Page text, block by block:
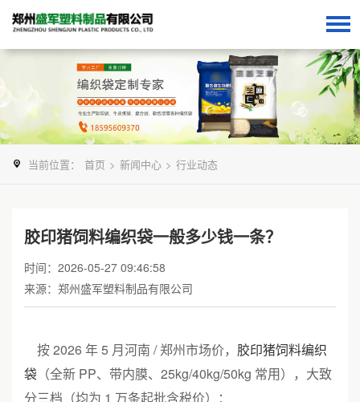
当前位置： 首页 > 新闻中心 > 行业动态
胶印猪饲料编织袋一般多少钱一条？
时间：2026-05-27 09:46:58
来源：郑州盛军塑料制品有限公司
按 2026 年 5 月河南 / 郑州市场价， 胶印猪饲料编织
袋 （全新 PP、带内膜、25kg/40kg/50kg 常用），大致
分三档（均为 1 万条起批含税价）：